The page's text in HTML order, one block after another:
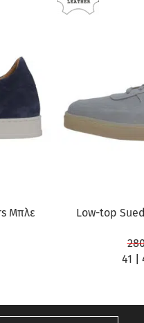
Μπλε Low-top
41